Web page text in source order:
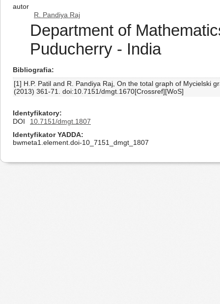
autor
R. Pandiya Raj
Department of
Puducherry - India
Bibliografia
[1] H.P. Patil and R. Pandiya Raj, On the total graph of Mycielski
(2013) 361-71. doi:10.7151/dmgt.1670[Crossref][WoS]
Identyfikatory
DOI
10.7151/dmgt.1807
Identyfikator YADDA
bwmeta1.element.doi-10_7151_dmgt_1807